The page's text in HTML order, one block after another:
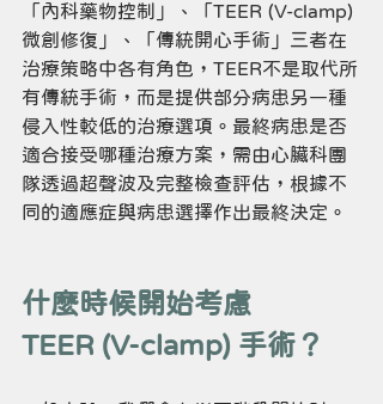
「內科藥物控制」、「TEER (V-clamp)
微創修復」、「傳統開心手術」三者在
治療策略中各有角色，TEER不是取代所
有傳統手術，而是提供部分病患另一種
侵入性較低的治療選項。最終病患是否
適合接受哪種治療方案，需由心臟科團
隊透過超聲波及完整檢查評估，根據不
同的適應症與病患選擇作出最終決定。
什麼時候開始考慮
TEER (V-clamp) 手術？